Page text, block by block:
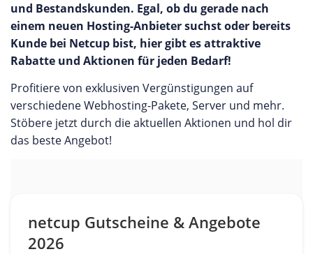
und Bestandskunden. Egal, ob du gerade nach
einem neuen Hosting-Anbieter suchst oder bereits
Kunde bei Netcup bist, hier gibt es attraktive
Rabatte und Aktionen für jeden Bedarf!
Profitiere von exklusiven Vergünstigungen auf
verschiedene Webhosting-Pakete, Server und mehr.
Stöbere jetzt durch die aktuellen Aktionen und hol dir
das beste Angebot!
netcup Gutscheine & Angebote
2026